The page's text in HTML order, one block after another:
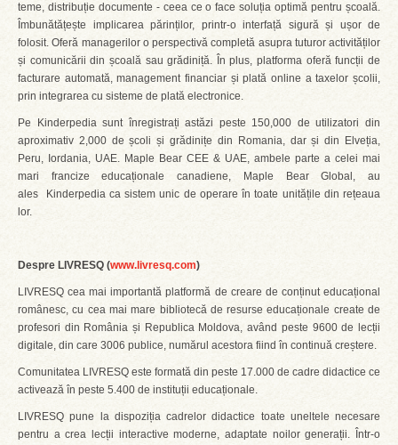
teme, distribuție documente - ceea ce o face soluția optimă pentru școală.
Îmbunătățește implicarea părinților, printr-o interfață sigură și ușor de
folosit. Oferă managerilor o perspectivă completă asupra tuturor activităților
și comunicării din școală sau grădiniță. În plus, platforma oferă funcții de
facturare automată, management financiar și plată online a taxelor școlii,
prin integrarea cu sisteme de plată electronice.
Pe Kinderpedia sunt înregistrați astăzi peste 150,000 de utilizatori din
aproximativ 2,000 de școli și grădinițe din Romania, dar și din Elveția,
Peru, Iordania, UAE. Maple Bear CEE & UAE, ambele parte a celei mai
mari francize educaționale canadiene, Maple Bear Global, au
ales Kinderpedia ca sistem unic de operare în toate unitățile din rețeaua
lor.
Despre LIVRESQ (www.livresq.com)
LIVRESQ cea mai importantă platformă de creare de conținut educațional
românesc, cu cea mai mare bibliotecă de resurse educaționale create de
profesori din România și Republica Moldova, având peste 9600 de lecții
digitale, din care 3006 publice, numărul acestora fiind în continuă creștere.
Comunitatea LIVRESQ este formată din peste 17.000 de cadre didactice ce
activează în peste 5.400 de instituții educaționale.
LIVRESQ pune la dispoziția cadrelor didactice toate uneltele necesare
pentru a crea lecții interactive moderne, adaptate noilor generații. Într-o